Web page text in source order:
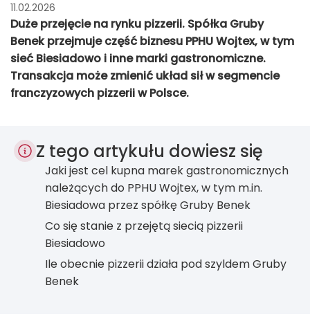
11.02.2026
Duże przejęcie na rynku pizzerii. Spółka Gruby
Benek przejmuje część biznesu PPHU Wojtex, w tym
sieć Biesiadowo i inne marki gastronomiczne.
Transakcja może zmienić układ sił w segmencie
franczyzowych pizzerii w Polsce.
Z tego artykułu dowiesz się
Jaki jest cel kupna marek gastronomicznych
należących do PPHU Wojtex, w tym m.in.
Biesiadowa przez spółkę Gruby Benek
Co się stanie z przejętą siecią pizzerii
Biesiadowo
Ile obecnie pizzerii działa pod szyldem Gruby
Benek